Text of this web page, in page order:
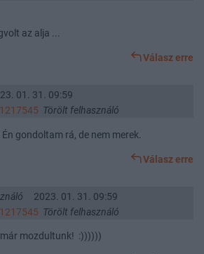
az alja ...
Válasz erre
01. 31. 09:59
Törölt felhasználó
gondoltam rá, de nem merek.
Válasz erre
2023. 01. 31. 09:59
Törölt felhasználó
mozdultunk! :))))))